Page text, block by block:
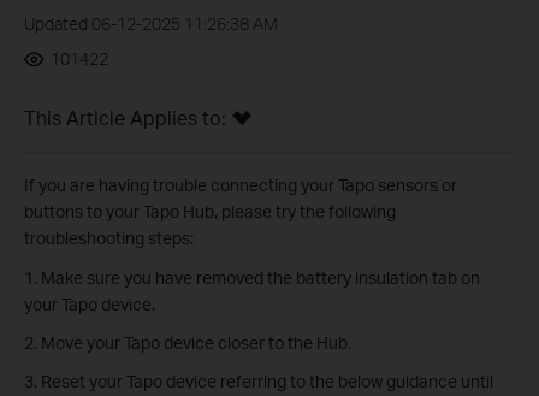
Updated 06-12-2025 11:26:38 AM
101422
This Article Applies to:
If you are having trouble connecting your Tapo sensors or
buttons to your Tapo Hub, please try the following
troubleshooting steps:
1. Make sure you have removed the battery insulation tab on
your Tapo device.
2. Move your Tapo device closer to the Hub.
3. Reset your Tapo device referring to the below guidance until